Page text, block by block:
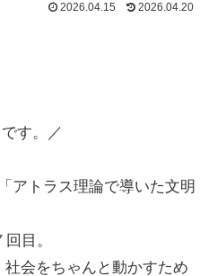
2026.04.15 2026.04.20
す。／
アトラス理論で導いた文明
目。
会をちゃんと動かすため